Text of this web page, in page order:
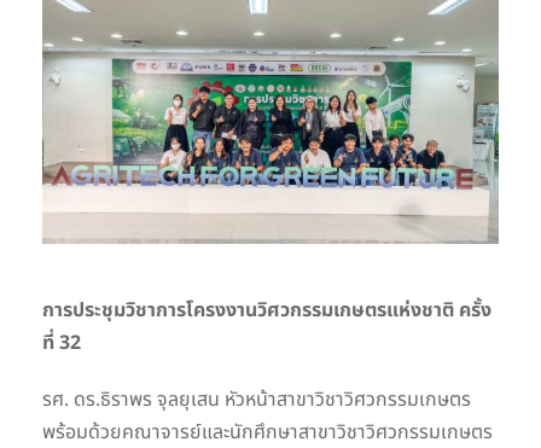
การประชุมวิชาการโครงงานวิศวกรรมเกษตรแห่งชาติ ครั้ง
ที่32
รศ. ดร.ธิราพร จุลยุเสน หัวหน้าสาขาวิชาวิศวกรรมเกษตร
พร้อมด้วยคณาจารย์และนักศึกษาสาขาวิชาวิศวกรรมเกษตร